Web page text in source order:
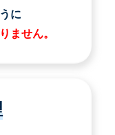
に
ません。